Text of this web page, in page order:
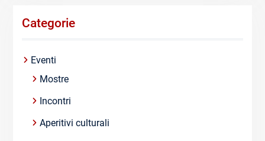
Categorie
Eventi
Mostre
Incontri
Aperitivi culturali